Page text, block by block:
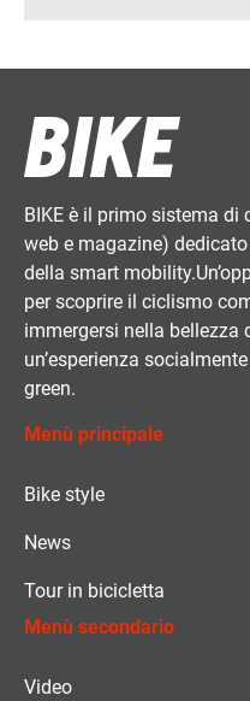
BIKE è il primo sistema di
web e magazine)
della smart
per scoprire il ciclismo
immergersi nella bellezza
un’esperienza
green.
Menù principale
Bike style
News
Tour in bicicletta
Menù secondario
Video